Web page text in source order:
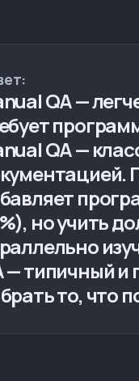
QA —
QA —
но учить
— типичный
то, что